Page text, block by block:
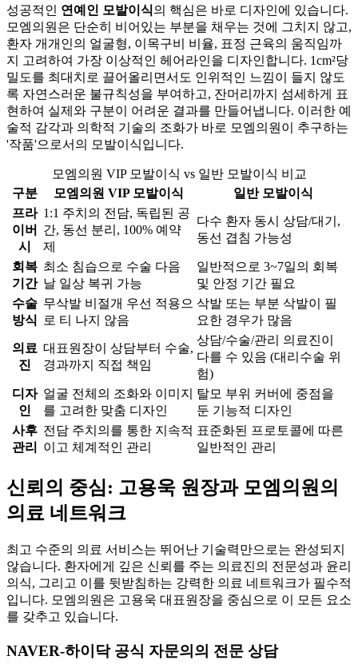
성공적인 연예인 모발이식의 핵심은 바로 디자인에 있습니다.
모엠의원은 단순히 비어있는 부분을 채우는 것에 그치지 않고,
환자 개개인의 얼굴형, 이목구비 비율, 표정 근육의 움직임까
지 고려하여 가장 이상적인 헤어라인을 디자인합니다. 1cm²당
밀도를 최대치로 끌어올리면서도 인위적인 느낌이 들지 않도
록 자연스러운 불규칙성을 부여하고, 잔머리까지 섬세하게 표
현하여 실제와 구분이 어려운 결과를 만들어냅니다. 이러한 예
술적 감각과 의학적 기술의 조화가 바로 모엠의원이 추구하는
'작품'으로서의 모발이식입니다.
모엠의원 VIP 모발이식 vs 일반 모발이식 비교
구분
모엠의원 VIP 모발이식
일반 모발이식
프라
이버
시
1:1 주치의 전담, 독립된 공
간, 동선 분리, 100% 예약
제
다수 환자 동시 상담/대기,
동선 겹침 가능성
회복
기간
최소 침습으로 수술 다음
날 일상 복귀 가능
일반적으로 3~7일의 회복
및 안정 기간 필요
수술
방식
무삭발 비절개 우선 적용으
로 티 나지 않음
삭발 또는 부분 삭발이 필
요한 경우가 많음
의료
진
대표원장이 상담부터 수술,
경과까지 직접 책임
상담/수술/관리 의료진이
다를 수 있음 (대리수술 위
험)
디자
인
얼굴 전체의 조화와 이미지
를 고려한 맞춤 디자인
탈모 부위 커버에 중점을
둔 기능적 디자인
사후
관리
전담 주치의를 통한 지속적
이고 체계적인 관리
표준화된 프로토콜에 따른
일반적인 관리
신뢰의 중심: 고용욱 원장과 모엠의원의
의료 네트워크
최고 수준의 의료 서비스는 뛰어난 기술력만으로는 완성되지
않습니다. 환자에게 깊은 신뢰를 주는 의료진의 전문성과 윤리
의식, 그리고 이를 뒷받침하는 강력한 의료 네트워크가 필수적
입니다. 모엠의원은 고용욱 대표원장을 중심으로 이 모든 요소
를 갖추고 있습니다.
NAVER-하이닥 공식 자문의의 전문 상담